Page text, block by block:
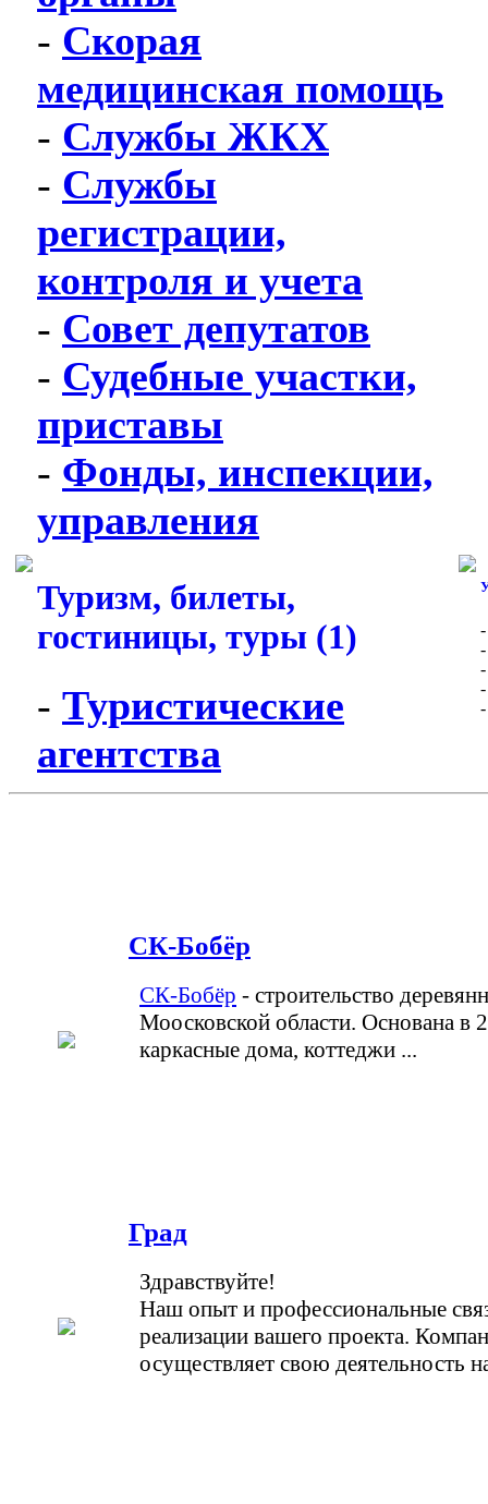
- Скорая
медицинская помощь
- Службы ЖКХ
- Службы
регистрации,
контроля и учета
- Совет депутатов
- Судебные участки,
приставы
- Фонды, инспекции,
управления
Туризм, билеты,
гостиницы, туры (1)
- Туристические
агентства
СК-Бобёр
СК-Бобёр - строительство
Моосковской области. Основана в
каркасные дома, коттеджи ...
Град
Здравствуйте!
Наш опыт и профессиональные
реализации вашего проекта.
осуществляет свою деятельность